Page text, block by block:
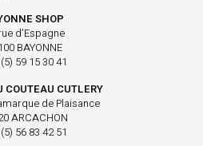
SHOP
d’Espagne
BAYONNE
59 15 30 41
COUTEAU CUTLERY
de Plaisance
ARCACHON
56 83 42 51